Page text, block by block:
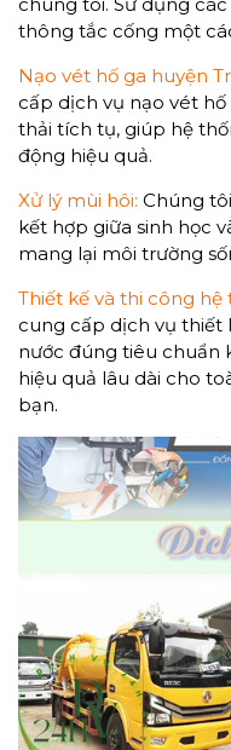
thông tắc cống một
Nạo vét hố ga huyện
cấp dịch vụ nạo vét
thải tích tụ, giúp hệ
động hiệu quả.
Xử lý mùi hôi: Chúng
kết hợp giữa sinh học
mang lại môi trường
Thiết kế và thi công
cung cấp dịch vụ thiết
nước đúng tiêu chuẩn
hiệu quả lâu dài cho
bạn.